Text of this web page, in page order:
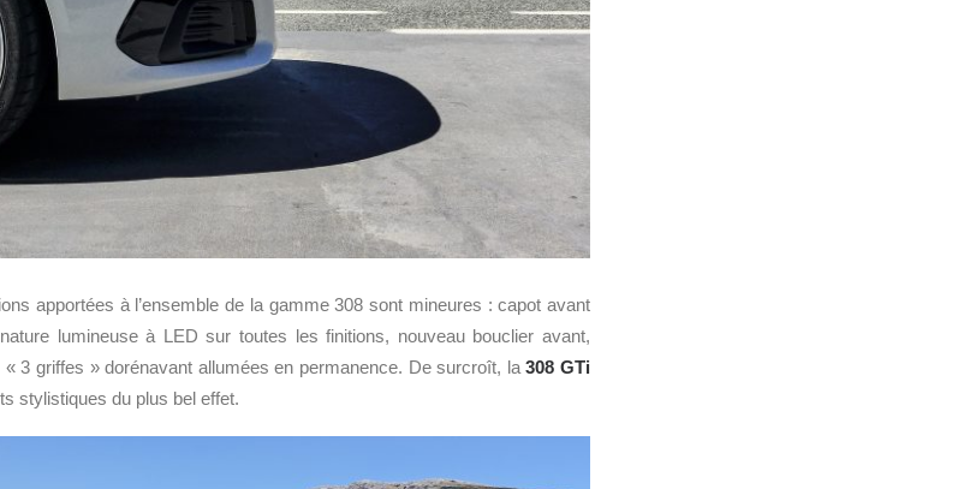
apportées à l’ensemble de la gamme 308 sont mineures : capot avant
lumineuse à LED sur toutes les finitions, nouveau bouclier avant,
3 griffes » dorénavant allumées en permanence. De surcroît, la308 GTi
stylistiques du plus bel effet.